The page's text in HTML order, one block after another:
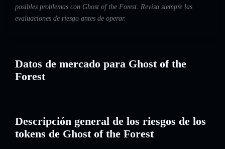
posibles problemas con Ghost of the Forest. Revisa siempre las
evaluaciones de riesgo antes de operar.
Datos de mercado para Ghost of the
Forest
Descripción general de los riesgos de los
tokens de Ghost of the Forest